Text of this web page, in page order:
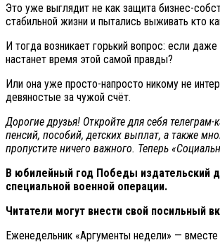
Это уже выглядит не как защита бизнес-
стабильной жизни и пытались выживать кто
И тогда возникает горький вопрос: если
настанет время этой самой правды?
Или она уже просто-напросто никому не
девяностые за чужой счёт.
Дорогие друзья! Откройте для себя
пенсий, пособий, детских выплат, а также
пропустите ничего важного. Теперь
В юбилейный год Победы издательский
специальной военной операции.
Читатели могут внести свой посильный
Еженедельник «Аргументы недели» —